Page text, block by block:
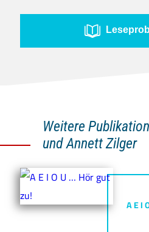
Weitere
und Annett Zilger
A E I